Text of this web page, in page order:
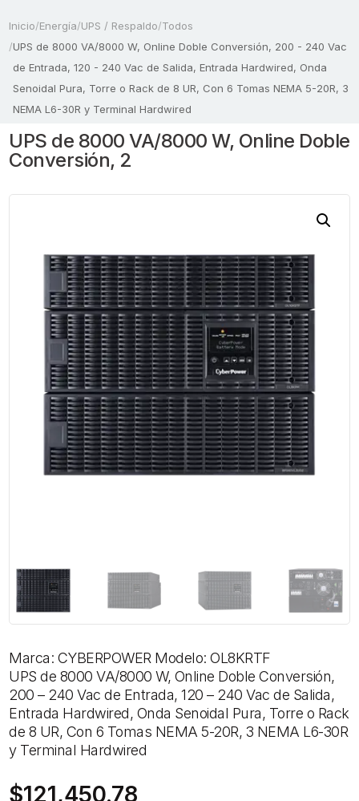
Inicio/Energía/UPS / Respaldo/Todos
/UPS de 8000 VA/8000 W, Online Doble Conversión, 200 - 240 Vac
de Entrada, 120 - 240 Vac de Salida, Entrada Hardwired, Onda
Senoidal Pura, Torre o Rack de 8 UR, Con 6 Tomas NEMA 5-20R, 3
NEMA L6-30R y Terminal Hardwired
UPS de 8000 VA/8000 W, Online Doble
Conversión, 2
Marca: CYBERPOWER Modelo: OL8KRTF
UPS de 8000 VA/8000 W, Online Doble Conversión,
200 – 240 Vac de Entrada, 120 – 240 Vac de Salida,
Entrada Hardwired, Onda Senoidal Pura, Torre o Rack
de 8 UR, Con 6 Tomas NEMA 5-20R, 3 NEMA L6-30R
y Terminal Hardwired
$121,450.78